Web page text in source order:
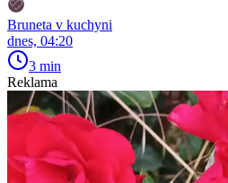
Bruneta v kuchyni
dnes, 04:20
3 min
Reklama